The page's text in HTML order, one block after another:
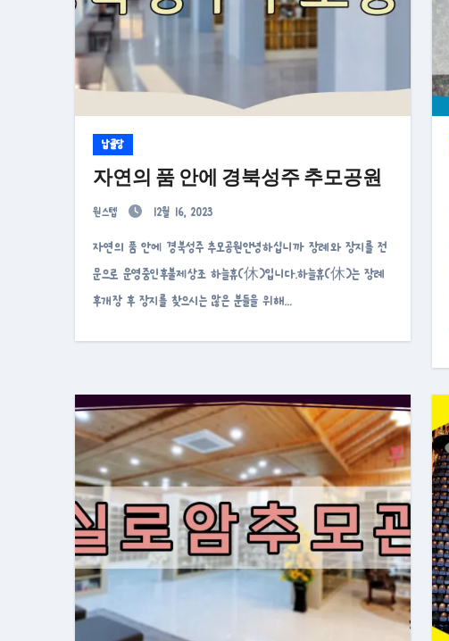
납골당
자연의 품 안에 경북성주 추모공원
원스텝 12월 16, 2023
자연의 품 안에 경북성주 추모공원안녕하십니까 장례와 장지를 전
문으로 운영중인후불제상조 하늘휴(休)입니다.하늘휴(休)는 장례
후개장 후 장지를 찾으시는 많은 분들을 위해…